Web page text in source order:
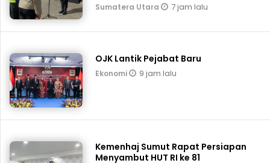
Sumatera Utara 7 jam lalu
OJK Lantik Pejabat Baru
Ekonomi 9 jam lalu
Kemenhaj Sumut Rapat Persiapan
Menyambut HUT RI ke 81